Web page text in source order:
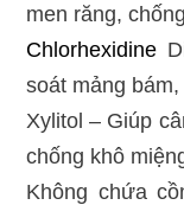
men răng,
Chlorhexidine
soát mảng
Xylitol – Giúp
chống khô
Không chứa